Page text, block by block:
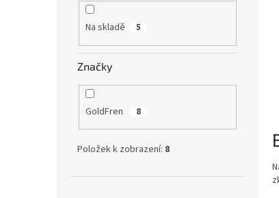
Na skladě 5
Značky
GoldFren 8
Položek k zobrazení: 8